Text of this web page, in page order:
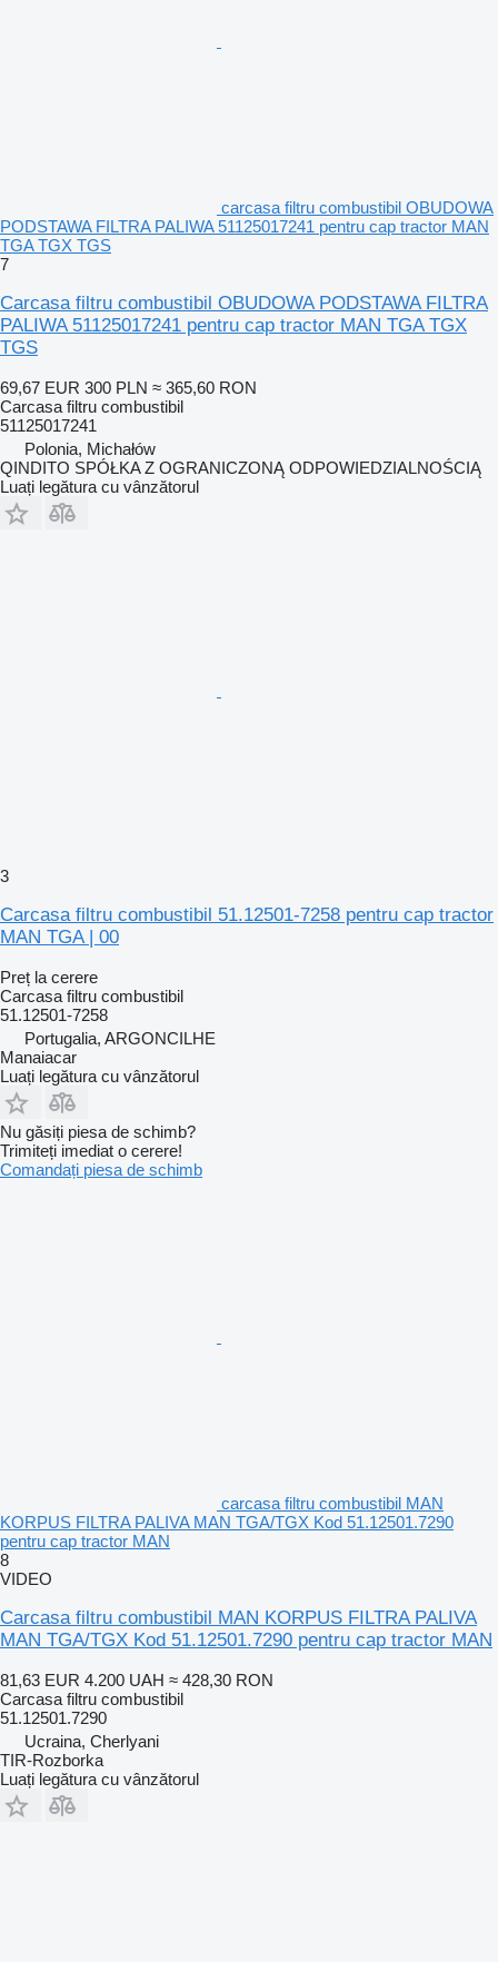
carcasa filtru combustibil OBUDOWA
PODSTAWA FILTRA PALIWA 51125017241 pentru cap tractor MAN
TGA TGX TGS
7
Carcasa filtru combustibil OBUDOWA PODSTAWA FILTRA
PALIWA 51125017241 pentru cap tractor MAN TGA TGX
TGS
69,67 EUR 300 PLN ≈ 365,60 RON
Carcasa filtru combustibil
51125017241
Polonia, Michałów
QINDITO SPÓŁKA Z OGRANICZONĄ ODPOWIEDZIALNOŚCIĄ
Luați legătura cu vânzătorul
3
Carcasa filtru combustibil 51.12501-7258 pentru cap tractor
MAN TGA | 00
Preț la cerere
Carcasa filtru combustibil
51.12501-7258
Portugalia, ARGONCILHE
Manaiacar
Luați legătura cu vânzătorul
Nu găsiți piesa de schimb?
Trimiteți imediat o cerere!
Comandați piesa de schimb
carcasa filtru combustibil MAN
KORPUS FILTRA PALIVA MAN TGA/TGX Kod 51.12501.7290
pentru cap tractor MAN
8
VIDEO
Carcasa filtru combustibil MAN KORPUS FILTRA PALIVA
MAN TGA/TGX Kod 51.12501.7290 pentru cap tractor MAN
81,63 EUR 4.200 UAH ≈ 428,30 RON
Carcasa filtru combustibil
51.12501.7290
Ucraina, Cherlyani
TIR-Rozborka
Luați legătura cu vânzătorul